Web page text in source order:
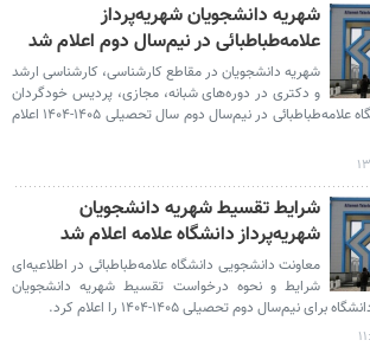
شهریه دانشجویان شهریه‌پرداز
علامه‌طباطبائی در نیم‌سال دوم اعلام شد
شهریه دانشجویان در مقاطع کارشناسی، کارشناسی ارشد
و دکتری در دوره‌های شبانه، مجازی، پردیس خودگردان
و بین‌الملل دانشگاه علامه‌طباطبائی در نیم‌سال دوم سال تحصیلی ۱۴۰۵-۱۴۰۴ اعلام
شرایط تقسیط شهریه دانشجویان
شهریه‌پرداز دانشگاه علامه اعلام شد
معاونت دانشجویی دانشگاه علامه‌طباطبائی در اطلاعیه‌ای
شرایط و نحوه درخواست تقسیط شهریه دانشجویان
نیم‌سال دوم تحصیلی ۱۴۰۵-۱۴۰۴ را اعلام کرد.